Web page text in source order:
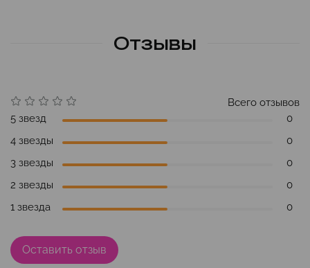
Отзывы
Всего отзывов
5 звезд
0
4 звезды
0
3 звезды
0
2 звезды
0
1 звезда
0
Оставить отзыв